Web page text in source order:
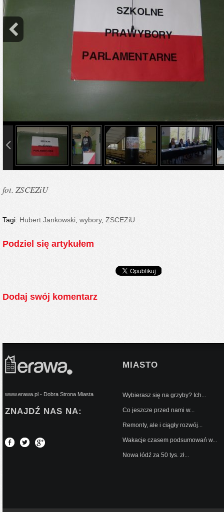
info heading
info content
fot. ZSCEZiU
Tagi: Hubert Jankowski wybory, ZSCEZiU
Podziel się artykułem
Dodaj swój komentarz
www.erawa.pl - Dobra Strona Miasta
ZNAJDŹ NAS NA:
MIASTO
Wybierasz się na grzyby? Ich...
Co jeszcze przed nami w...
Remonty, ale i ciągły rozwój...
Wakacje czasem podsumowań w...
Nowa łódź za 50 tys. zł...